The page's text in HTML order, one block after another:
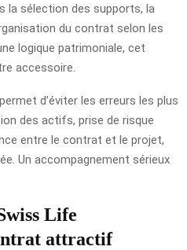
la sélection des supports, la
du contrat selon les
logique patrimoniale, cet
accessoire.
d’éviter les erreurs les plus
des actifs, prise de risque
entre le contrat et le projet,
Un accompagnement sérieux
Life
attractif